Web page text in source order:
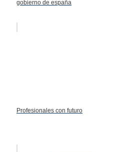
gobierno de españa
Profesionales con futuro